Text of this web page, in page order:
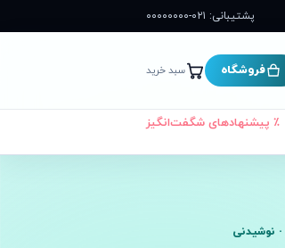
پشتیبانی: ۰۲۱-۰۰۰۰۰۰۰۰
فروشگاه سبد خرید
٪ پیشنهادهای شگفت‌انگیز
نوشیدنی